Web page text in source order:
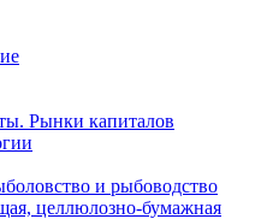
Рынки капиталов
и рыбоводство
целлюлозно-бумажная